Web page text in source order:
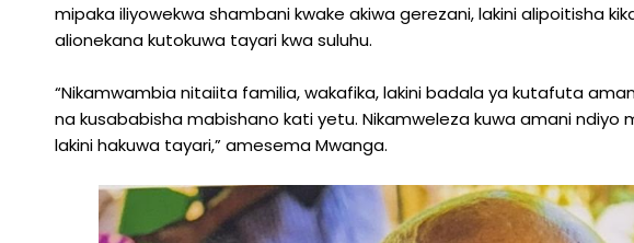
mipaka iliyowekwa shambani kwake akiwa gerezani, lakini alipoitisha
alionekana kutokuwa tayari kwa suluhu.
“Nikamwambia nitaiita familia, wakafika, lakini badala ya kutafuta
na kusababisha mabishano kati yetu. Nikamweleza kuwa amani ndiyo
lakini hakuwa tayari,” amesema Mwanga.